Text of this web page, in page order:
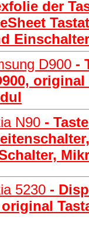
der
Einschalter
D900 -
N90 -
5230 -
original